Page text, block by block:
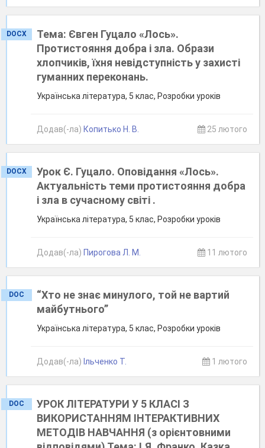
DOCX
Тема: Євген Гуцало «Лось».
Протистояння добра і зла. Образи
хлопчиків, їхня невідступність у захисті
гуманних переконань.
Українська література, 5 клас, Розробки уроків
Додав(-ла) Копитько Н. В. 25 лютого
DOCX
Урок Є. Гуцало. Оповідання «Лось».
Актуальність теми протистояння добра
і зла в сучасному світі .
Українська література, 5 клас, Розробки уроків
Додав(-ла) Пирогова Л. М. 11 лютого
DOC
“Хто не знає минулого, той не вартий
майбутнього”
Українська література, 5 клас, Розробки уроків
Додав(-ла) Ільченко Т. 1 лютого
DOC
УРОК ЛІТЕРАТУРИ У 5 КЛАСІ З
ВИКОРИСТАННЯМ ІНТЕРАКТИВНИХ
МЕТОДІВ НАВЧАННЯ (з орієнтовними